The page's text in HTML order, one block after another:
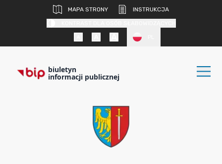
MAPA STRONY
INSTRUKCJA
biuletyn
informacji publicznej